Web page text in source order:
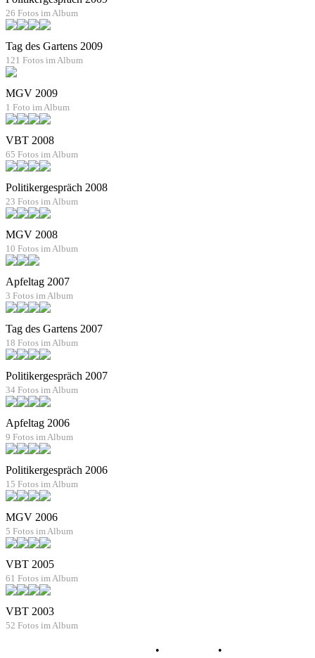
26 Fotos im Album
Tag des Gartens 2009
121 Fotos im Album
MGV 2009
1 Foto im Album
VBT 2008
65 Fotos im Album
Politikergespräch 2008
23 Fotos im Album
MGV 2008
10 Fotos im Album
Apfeltag 2007
3 Fotos im Album
Tag des Gartens 2007
18 Fotos im Album
Politikergespräch 2007
34 Fotos im Album
Apfeltag 2006
9 Fotos im Album
Politikergespräch 2006
15 Fotos im Album
MGV 2006
5 Fotos im Album
VBT 2005
61 Fotos im Album
VBT 2003
52 Fotos im Album
•
•